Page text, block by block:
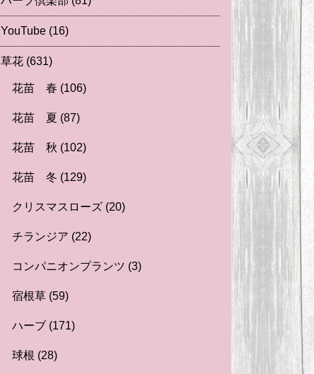
YouTube (16)
草花 (631)
花苗 春 (106)
花苗 夏 (87)
花苗 秋 (102)
花苗 冬 (129)
クリスマスローズ (20)
チランジア (22)
コンパニオンプランツ (3)
宿根草 (59)
ハーブ (171)
球根 (28)